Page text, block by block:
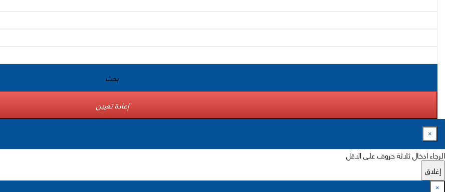
بحث
إعادة تعيين
×
الرجاء ادخال ثلاثة حروف على الاقل
إغلاق
×